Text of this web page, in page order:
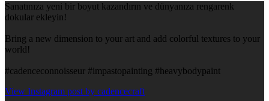
Sanatınıza yeni bir boyut kazandırın ve dünyanıza rengarenk
dokular ekleyin!
Bring a new dimension to your art and add colorful textures to your
world!
#cadenceconnoisseur #impastopainting #heavybodypaint
View Instagram post by cadencecraft